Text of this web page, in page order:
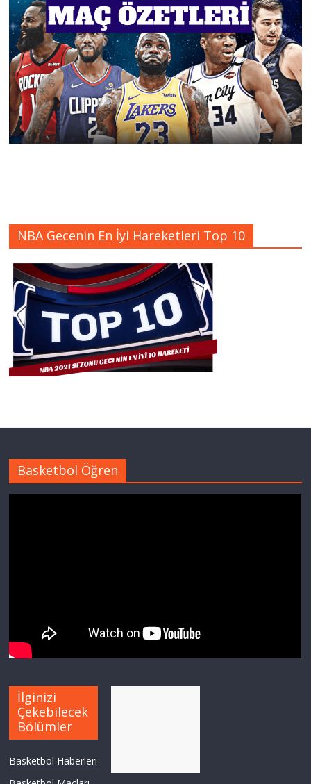
NBA Gecenin En İyi Hareketleri Top 10
Basketbol Öğren
İlginizi
Çekebilecek
Bölümler
Basketbol Haberleri